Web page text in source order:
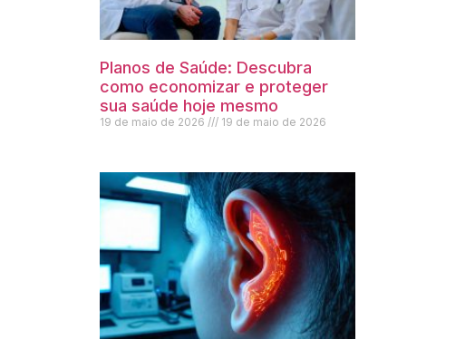
Planos de Saúde: Descubra
como economizar e proteger
sua saúde hoje mesmo
19 de maio de 2026 19 de maio de 2026